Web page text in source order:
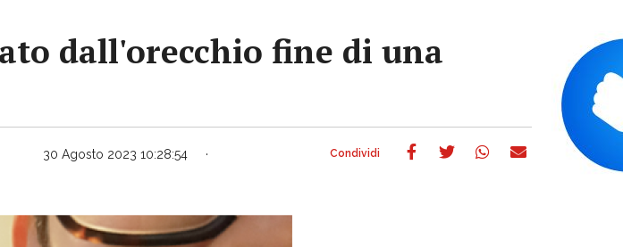
dall'orecchio fine di una
30 Agosto 2023 10:28:54